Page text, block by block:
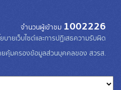
จำนวนผู้เข้าชม 1002226
บายเว็บไซต์และการปฏิเสธความรับผิด
ยคุ้มครองข้อมูลส่วนบุคคลของ สวรส.